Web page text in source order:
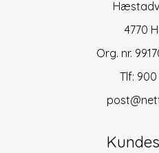
4770
Org. nr.
Tlf: 900